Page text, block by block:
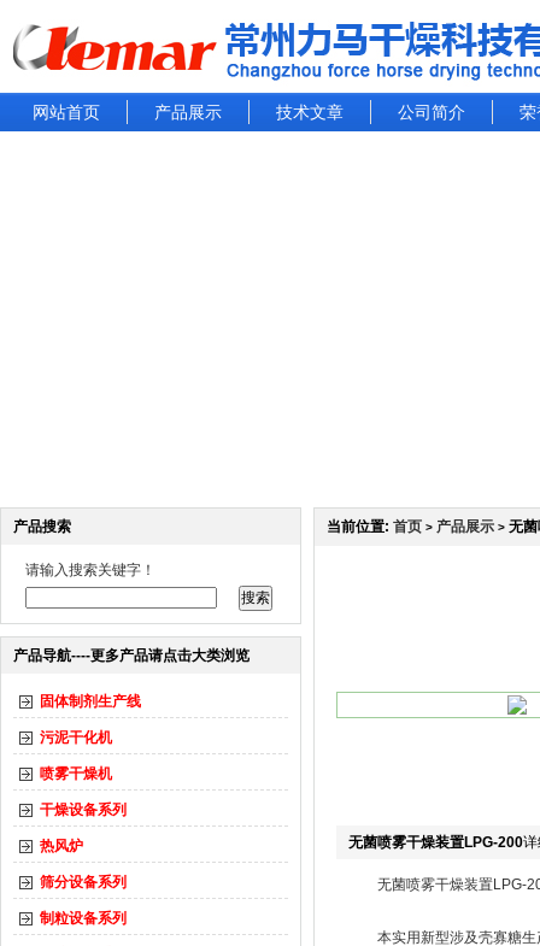
网站首页 产品展示 技术文章 公司简介 荣
产品搜索
请输入搜索关键字！
产品导航----更多产品请点击大类浏览
固体制剂生产线
污泥干化机
喷雾干燥机
干燥设备系列
热风炉
筛分设备系列
制粒设备系列
当前位置: 首页 > 产品展示 > 无
无菌喷雾干燥装置LPG-200详
无菌喷雾干燥装置LPG-
本实用新型涉及壳寡糖生